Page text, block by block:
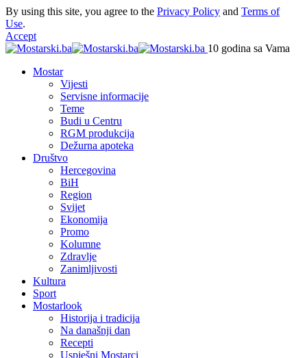
By using this site, you agree to the Privacy Policy and Terms of
Use.
Accept
10 godina sa Vama
Mostar
Vijesti
Servisne informacije
Teme
Budi u Centru
RGM produkcija
Dežurna apoteka
Društvo
Hercegovina
BiH
Region
Svijet
Ekonomija
Promo
Kolumne
Zdravlje
Zanimljivosti
Kultura
Sport
Mostarlook
Historija i tradicija
Na današnji dan
Recepti
Uspješni Mostarci